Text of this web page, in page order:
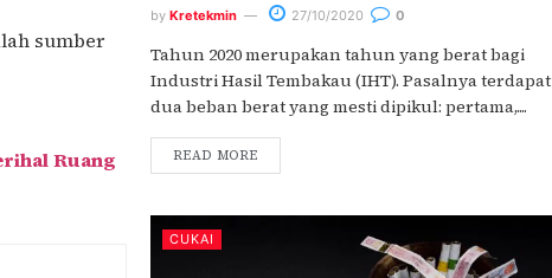
sumber
Ruang
by Kretekmin 27/10/2020 0
Tahun 2020 merupakan tahun yang berat bagi
Industri Hasil Tembakau (IHT). Pasalnya terdapat
dua beban berat yang mesti dipikul: pertama,....
READ MORE
CUKAI